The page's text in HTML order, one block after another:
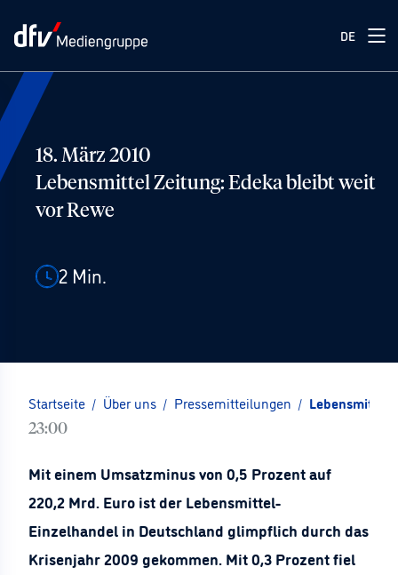
DE
18. März 2010
Lebensmittel Zeitung: Edeka bleibt weit
vor Rewe
2 Min.
Startseite / Über uns / Pressemitteilungen / Lebensmittel
23:00
Mit einem Umsatzminus von 0,5 Prozent auf
220,2 Mrd. Euro ist der Lebensmittel-
Einzelhandel in Deutschland glimpflich durch das
Krisenjahr 2009 gekommen. Mit 0,3 Prozent fiel